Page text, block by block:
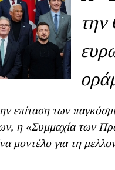
την
επίταση των
η «Συμμαχία των
μοντέλο για τη